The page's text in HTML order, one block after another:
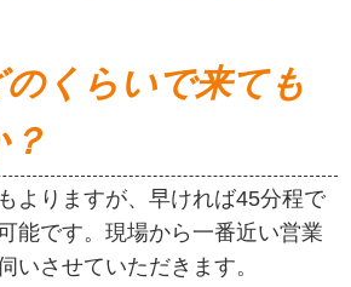
のくらいで来ても
よりますが、早ければ45分程で
能です。現場から一番近い営業
いさせていただきます。